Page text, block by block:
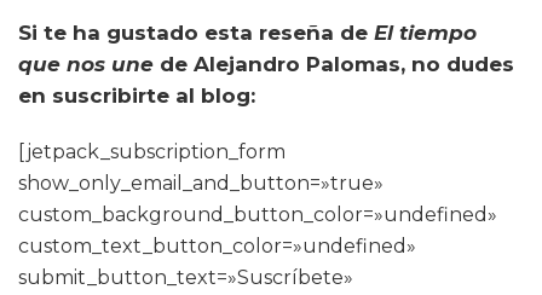
Si te ha gustado esta reseña de El tiempo
que nos une de Alejandro Palomas, no dudes
en suscribirte al blog:
[jetpack_subscription_form
show_only_email_and_button=»true»
custom_background_button_color=»undefined»
custom_text_button_color=»undefined»
submit_button_text=»Suscríbete»